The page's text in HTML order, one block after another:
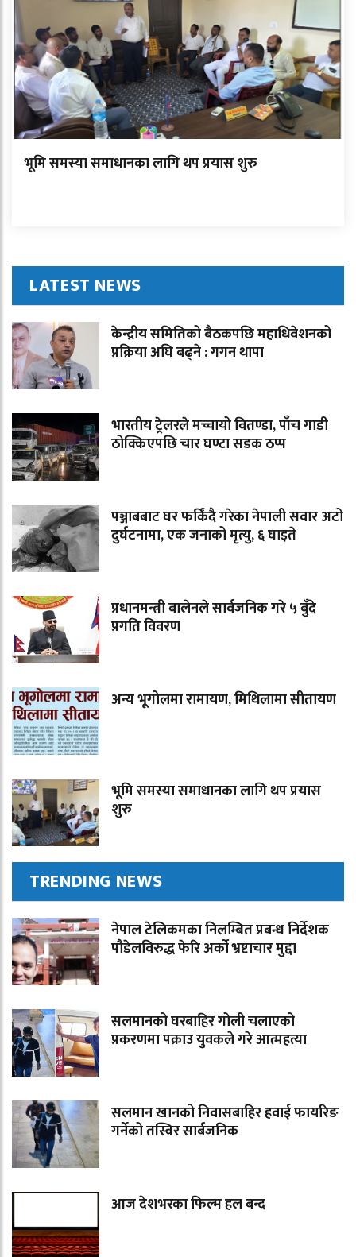
भूमि समस्या समाधानका लागि थप प्रयास शुरु
LATEST NEWS
केन्द्रीय समितिको बैठकपछि महाधिवेशनको
प्रक्रिया अघि बढ्ने : गगन थापा
भारतीय ट्रेलरले मच्चायो वितण्डा, पाँच गाडी
ठोक्किएपछि चार घण्टा सडक ठप्प
पञ्जाबबाट घर फर्किंदै गरेका नेपाली सवार अटो
दुर्घटनामा, एक जनाको मृत्यु, ६ घाइते
प्रधानमन्त्री बालेनले सार्वजनिक गरे ५ बुँदे
प्रगति विवरण
अन्य भूगोलमा रामायण, मिथिलामा सीतायण
भूमि समस्या समाधानका लागि थप प्रयास
शुरु
TRENDING NEWS
नेपाल टेलिकमका निलम्बित प्रबन्ध निर्देशक
पौडेलविरुद्ध फेरि अर्को भ्रष्टाचार मुद्दा
सलमानको घरबाहिर गोली चलाएको
प्रकरणमा पक्राउ युवकले गरे आत्महत्या
सलमान खानको निवासबाहिर हवाई फायरिङ
गर्नेको तस्विर सार्बजनिक
आज देशभरका फिल्म हल बन्द